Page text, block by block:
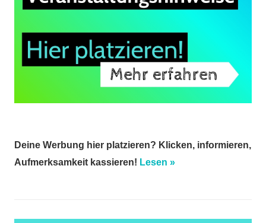
Deine Werbung hier platzieren? Klicken, informieren,
Aufmerksamkeit kassieren! Lesen »